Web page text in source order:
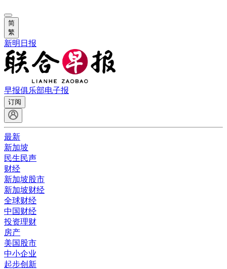
简
繁
新明日报
早报俱乐部电子报
订阅
最新
新加坡
民生民声
财经
新加坡股市
新加坡财经
全球财经
中国财经
投资理财
房产
美国股市
中小企业
起步创新